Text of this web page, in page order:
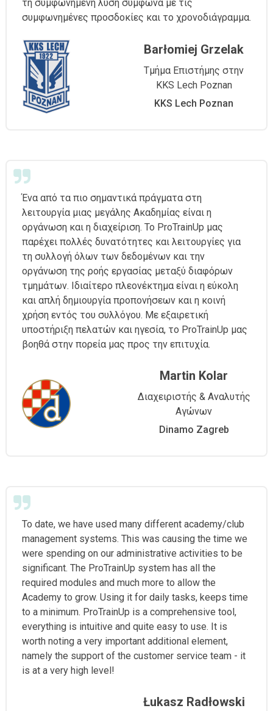
τη συμφωνημένη λύση σύμφωνα με τις
συμφωνημένες προσδοκίες και το χρονοδιάγραμμα.
Barłomiej Grzelak
Τμήμα Επιστήμης στην
KKS Lech Poznan
KKS Lech Poznan
Ένα από τα πιο σημαντικά πράγματα στη
λειτουργία μιας μεγάλης Ακαδημίας είναι η
οργάνωση και η διαχείριση. Το ProTrainUp μας
παρέχει πολλές δυνατότητες και λειτουργίες για
τη συλλογή όλων των δεδομένων και την
οργάνωση της ροής εργασίας μεταξύ διαφόρων
τμημάτων. Ιδιαίτερο πλεονέκτημα είναι η εύκολη
και απλή δημιουργία προπονήσεων και η κοινή
χρήση εντός του συλλόγου. Με εξαιρετική
υποστήριξη πελατών και ηγεσία, το ProTrainUp μας
βοηθά στην πορεία μας προς την επιτυχία.
Martin Kolar
Διαχειριστής & Αναλυτής
Αγώνων
Dinamo Zagreb
To date, we have used many different academy/club
management systems. This was causing the time we
were spending on our administrative activities to be
significant. The ProTrainUp system has all the
required modules and much more to allow the
Academy to grow. Using it for daily tasks, keeps time
to a minimum. ProTrainUp is a comprehensive tool,
everything is intuitive and quite easy to use. It is
worth noting a very important additional element,
namely the support of the customer service team - it
is at a very high level!
Łukasz Radłowski